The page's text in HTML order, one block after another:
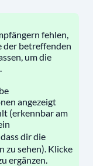
fehlen,
der betreffenden
um die
angezeigt
(erkennbar am
dass dir die
zu sehen). Klicke
ergänzen.